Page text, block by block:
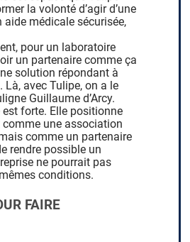
la volonté d’agir d’une
aide médicale sécurisée,
pour un laboratoire
un partenaire comme ça
solution répondant à
avec Tulipe, on a le
Guillaume d’Arcy.
forte. Elle positionne
une association
comme un partenaire
rendre possible un
ne pourrait pas
conditions.
FAIRE